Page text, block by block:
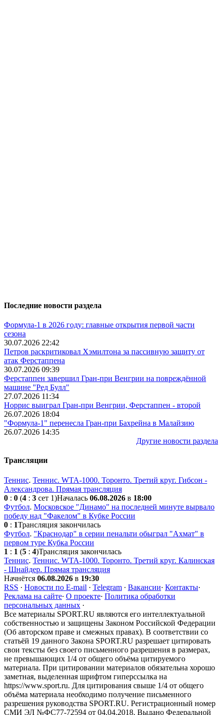
Последние новости раздела
Формула-1 в 2026 году: главные открытия первой части
сезона
30.07.2026 22:42
Петров раскритиковал Хэмилтона за пассивную защиту от
атак Ферстаппена
30.07.2026 09:39
Ферстаппен завершил Гран-при Венгрии на повреждённой
машине "Ред Булл"
27.07.2026 11:34
Норрис выиграл Гран-при Венгрии, Ферстаппен - второй
26.07.2026 18:04
"Формула-1" перенесла Гран-при Бахрейна в Малайзию
26.07.2026 14:35
Другие новости раздела
Трансляции
Теннис. Теннис. WTA-1000. Торонто. Третий круг. Гибсон -
Александрова. Прямая трансляция
0 : 0 (4 : 3 сет 1)Началась 06.08.2026 в 18:00
Футбол. Московское "Динамо" на последней минуте вырвало
победу над "Факелом" в Кубке России
0 : 1Трансляция закончилась
Футбол. "Краснодар" в серии пенальти обыграл "Ахмат" в
первом туре Кубка России
1 : 1 (5 : 4)Трансляция закончилась
Теннис. Теннис. WTA-1000. Торонто. Третий круг. Калинская
- Шнайдер. Прямая трансляция
Начнётся 06.08.2026 в 19:30
RSS · Новости по E-mail · Telegram · Вакансии· Контакты·
Реклама на сайте· О проекте· Политика обработки
персональных данных ·
Все материалы SPORT.RU являются его интеллектуальной
собственностью и защищены Законом Российской Федерации
(Об авторском праве и смежных правах). В соответствии со
статьёй 19 данного Закона SPORT.RU разрешает цитировать
свои тексты без своего письменного разрешения в размерах,
не превышающих 1/4 от общего объёма цитируемого
материала. При цитировании материалов обязательна хорошо
заметная, выделенная шрифтом гиперссылка на
https://www.sport.ru. Для цитирования свыше 1/4 от общего
объёма материала необходимо получение письменного
разрешения руководства SPORT.RU. Регистрационный номер
СМИ ЭЛ №ФС77-72594 от 04.04.2018. Выдано Федеральной